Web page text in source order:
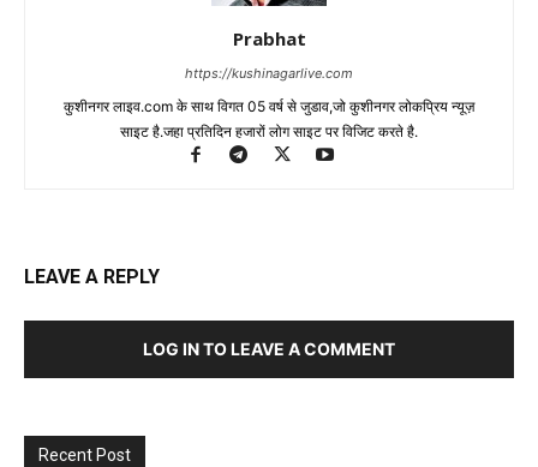
Prabhat
https://kushinagarlive.com
कुशीनगर लाइव.com के साथ विगत 05 वर्ष से जुडाव,जो कुशीनगर लोकप्रिय न्यूज़
साइट है.जहा प्रतिदिन हजारों लोग साइट पर विजिट करते है.
LEAVE A REPLY
LOG IN TO LEAVE A COMMENT
Recent Post